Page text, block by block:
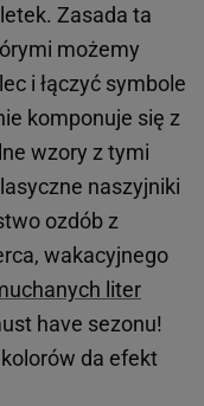
Zasada ta
możemy
i łączyć symbole
komponuje się z
wzory z tymi
naszyjniki
ozdób z
wakacyjnego
liter
have sezonu!
da efekt